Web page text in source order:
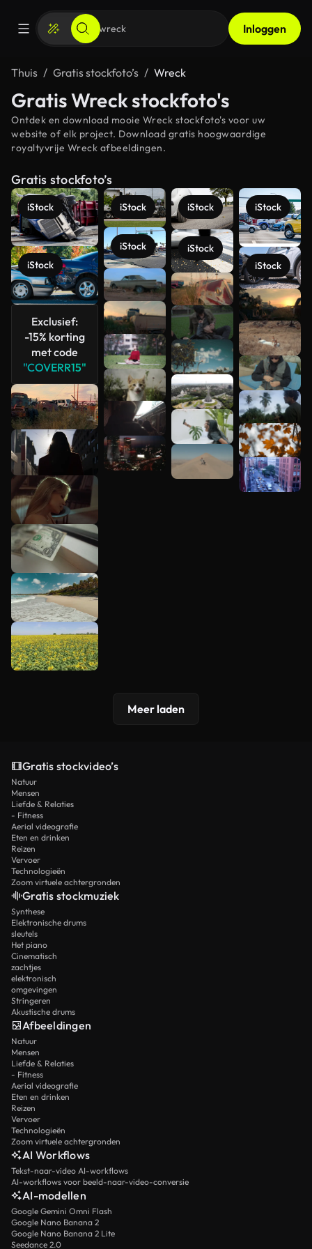
Inloggen
Thuis Gratis stockfoto’s Wreck
Gratis Wreck stockfoto's
Ontdek en download mooie Wreck stockfoto's voor uw
website of elk project. Download gratis hoogwaardige
royaltyvrije Wreck afbeeldingen.
Gratis stockfoto’s
iStock
iStock
Exclusief:
-15% korting
met code
"COVERR15"
iStock
iStock
iStock
iStock
iStock
iStock
Meer
bekijken
Meer laden
Gratis stockvideo’s
Natuur
Mensen
Liefde & Relaties
- Fitness
Aerial videografie
Eten en drinken
Reizen
Vervoer
Technologieën
Zoom virtuele achtergronden
Gratis stockmuziek
Synthese
Elektronische drums
sleutels
Het piano
Cinematisch
zachtjes
elektronisch
omgevingen
Stringeren
Akustische drums
Afbeeldingen
Natuur
Mensen
Liefde & Relaties
- Fitness
Aerial videografie
Eten en drinken
Reizen
Vervoer
Technologieën
Zoom virtuele achtergronden
AI Workflows
Tekst-naar-video AI-workflows
AI-workflows voor beeld-naar-video-conversie
AI-modellen
Google Gemini Omni Flash
Google Nano Banana 2
Google Nano Banana 2 Lite
Seedance 2.0